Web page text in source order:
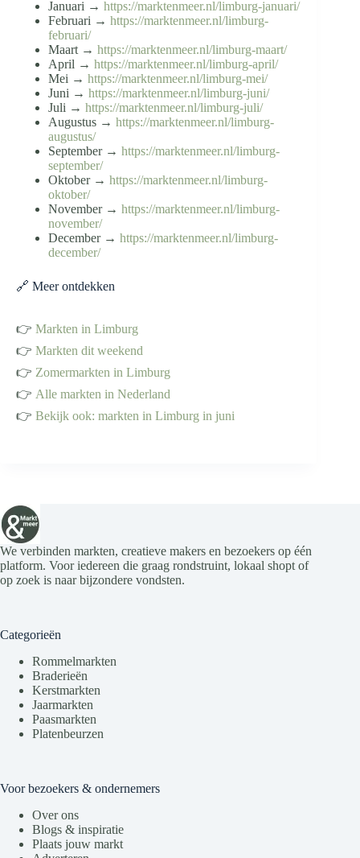
Januari → https://marktenmeer.nl/limburg-januari/
Februari → https://marktenmeer.nl/limburg-
februari/
Maart → https://marktenmeer.nl/limburg-maart/
April → https://marktenmeer.nl/limburg-april/
Mei → https://marktenmeer.nl/limburg-mei/
Juni → https://marktenmeer.nl/limburg-juni/
Juli → https://marktenmeer.nl/limburg-juli/
Augustus → https://marktenmeer.nl/limburg-
augustus/
September → https://marktenmeer.nl/limburg-
september/
Oktober → https://marktenmeer.nl/limburg-
oktober/
November → https://marktenmeer.nl/limburg-
november/
December → https://marktenmeer.nl/limburg-
december/
🔗 Meer ontdekken
👉 Markten in Limburg
👉 Markten dit weekend
👉 Zomermarkten in Limburg
👉 Alle markten in Nederland
👉 Bekijk ook: markten in Limburg in juni
We verbinden markten, creatieve makers en bezoekers op één
platform. Voor iedereen die graag rondstruint, lokaal shopt of
op zoek is naar bijzondere vondsten.
Categorieën
Rommelmarkten
Braderieën
Kerstmarkten
Jaarmarkten
Paasmarkten
Platenbeurzen
Voor bezoekers & ondernemers
Over ons
Blogs & inspiratie
Plaats jouw markt